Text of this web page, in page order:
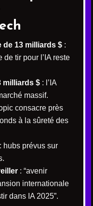
de 13 milliards $ :
tir pour l’IA reste
milliards $ : l’IA
massif.
consacre près
à la sûreté des
: hubs prévus sur
: “avenir
internationale
dans IA 2025”.